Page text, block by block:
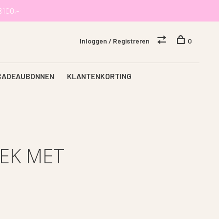
KLANTENKORTING
Inloggen / Registreren 0
MET